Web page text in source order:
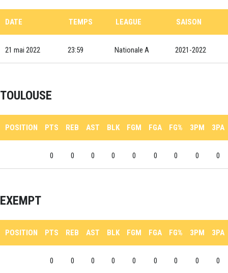
DATE TEMPS LEAGUE SAISON
21 mai 2022 23:59 Nationale A 2021-2022
TOULOUSE
POSITION PTS REB AST BLK FGM FGA FG% 3PM 3PA
0 0 0 0 0 0 0 0 0
EXEMPT
POSITION PTS REB AST BLK FGM FGA FG% 3PM 3PA
0 0 0 0 0 0 0 0 0